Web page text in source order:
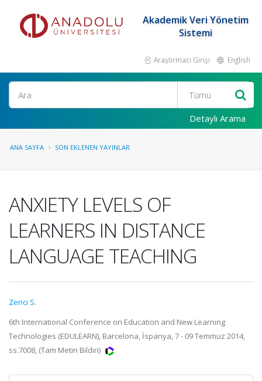
Akademik Veri Yönetim
Sistemi
Araştırmacı Girişi English
Ara
Detaylı Arama
ANA SAYFA SON EKLENEN YAYINLAR
ANXIETY LEVELS OF
LEARNERS IN DISTANCE
LANGUAGE TEACHING
Zenci S.
6th International Conference on Education and New Learning
Technologies (EDULEARN), Barcelona, İspanya, 7 - 09 Temmuz 2014,
ss.7008, (Tam Metin Bildiri)